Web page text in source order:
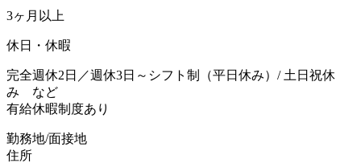
3ヶ月以上
休日・休暇
完全週休2日／週休3日～シフト制（平日休み）/ 土日祝休
み など
有給休暇制度あり
勤務地/面接地
住所